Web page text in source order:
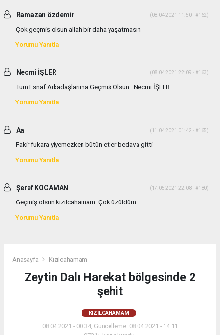
Ramazan özdemir (08.04.2021 11:50 - #162)
Çok geçmiş olsun allah bir daha yaşatmasın
Yorumu Yanıtla
Necmi İŞLER (08.04.2021 22:09 - #163)
Tüm Esnaf Arkadaşlarıma Geçmiş Olsun . Necmi İŞLER
Yorumu Yanıtla
Aa (11.04.2021 01:42 - #165)
Fakir fukara yiyemezken bütün etler bedava gitti
Yorumu Yanıtla
Şeref KOCAMAN (17.05.2021 22:08 - #180)
Geçmiş olsun kızılcahamam. Çok üzüldüm.
Yorumu Yanıtla
Anasayfa Kızılcahamam
Zeytin Dalı Harekat bölgesinde 2
şehit
KIZILCAHAMAM
08.04.2021 - 00:34, Güncelleme: 08.04.2021 - 14:11